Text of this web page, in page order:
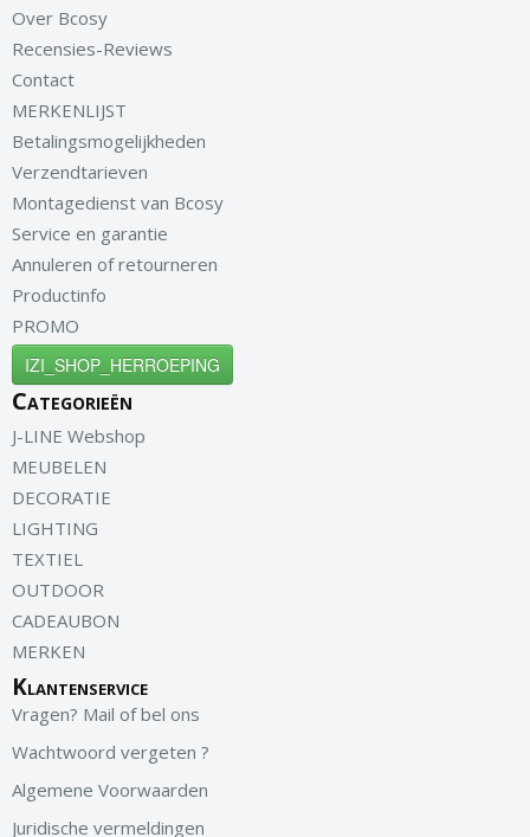
Over Bcosy
Recensies-Reviews
Contact
MERKENLIJST
Betalingsmogelijkheden
Verzendtarieven
Montagedienst van Bcosy
Service en garantie
Annuleren of retourneren
Productinfo
PROMO
IZI_SHOP_HERROEPING
Categorieën
J-LINE Webshop
MEUBELEN
DECORATIE
LIGHTING
TEXTIEL
OUTDOOR
CADEAUBON
MERKEN
Klantenservice
Vragen? Mail of bel ons
Wachtwoord vergeten ?
Algemene Voorwaarden
Juridische vermeldingen